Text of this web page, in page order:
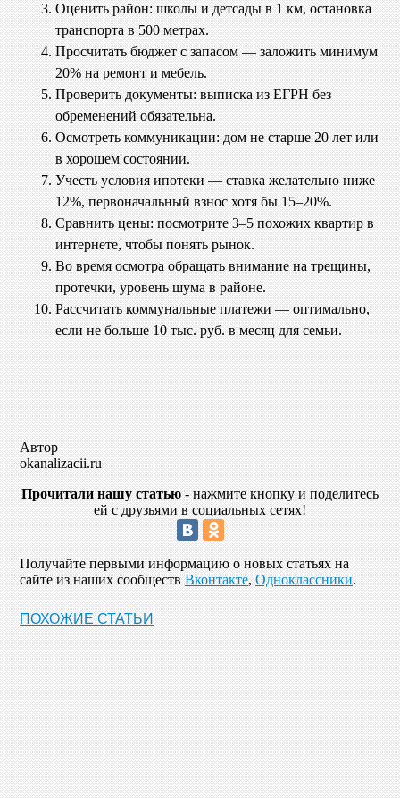
Оценить район: школы и детсады в 1 км, остановка
транспорта в 500 метрах.
Просчитать бюджет с запасом — заложить минимум
20% на ремонт и мебель.
Проверить документы: выписка из ЕГРН без
обременений обязательна.
Осмотреть коммуникации: дом не старше 20 лет или
в хорошем состоянии.
Учесть условия ипотеки — ставка желательно ниже
12%, первоначальный взнос хотя бы 15–20%.
Сравнить цены: посмотрите 3–5 похожих квартир в
интернете, чтобы понять рынок.
Во время осмотра обращать внимание на трещины,
протечки, уровень шума в районе.
Рассчитать коммунальные платежи — оптимально,
если не больше 10 тыс. руб. в месяц для семьи.
Автор
okanalizacii.ru
Прочитали нашу статью - нажмите кнопку и поделитесь
ей с друзьями в социальных сетях!
Получайте первыми информацию о новых статьях на
сайте из наших сообществ Вконтакте, Одноклассники.
ПОХОЖИЕ СТАТЬИ